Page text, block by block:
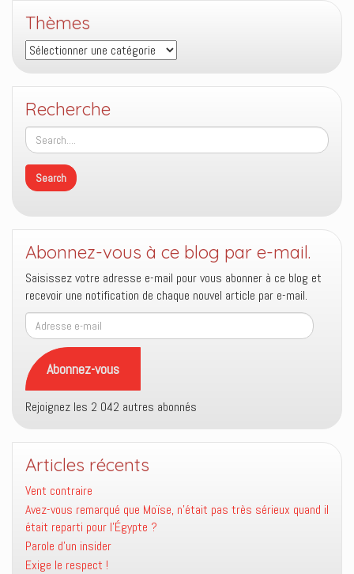
Thèmes
Thèmes
Recherche
Abonnez-vous à ce blog par e-mail.
Saisissez votre adresse e-mail pour vous abonner à ce blog et
recevoir une notification de chaque nouvel article par e-mail.
Adresse
e-
mail
Abonnez-vous
Rejoignez les 2 042 autres abonnés
Articles récents
Vent contraire
Avez-vous remarqué que Moïse, n’était pas très sérieux quand il
était reparti pour l’Égypte ?
Parole d’un insider
Exige le respect !